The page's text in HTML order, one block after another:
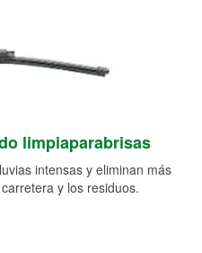
limpiaparabrisas
intensas y eliminan más
y los residuos.